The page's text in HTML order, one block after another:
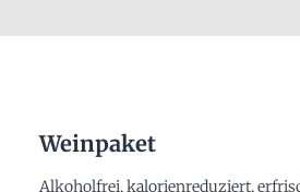
Weinpaket
Alkoholfrei, kalorienreduziert,